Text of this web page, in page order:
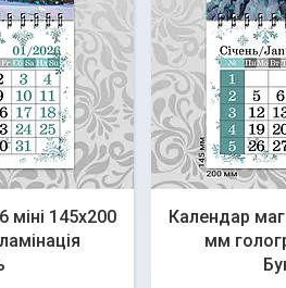
міні 145х200
Календар
мм